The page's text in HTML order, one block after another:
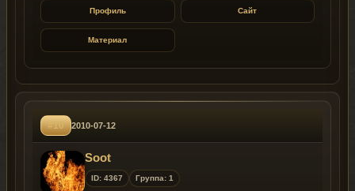
Профиль Сайт
Материал
#10 2010-07-12
Soot
ID: 4367 Группа: 1